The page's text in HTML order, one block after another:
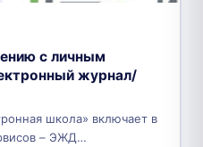
с личным
журнал/
школа» включает в
– ЭЖД